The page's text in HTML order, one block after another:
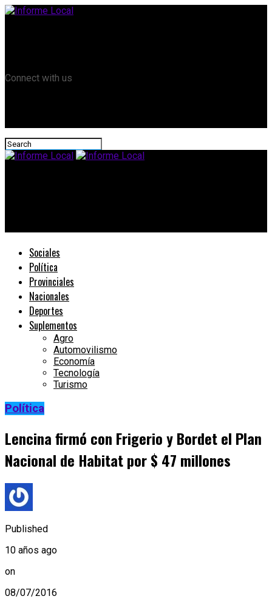
Connect with us
Sociales
Política
Provinciales
Nacionales
Deportes
Suplementos
Agro
Automovilismo
Economía
Tecnología
Turismo
Política
Lencina firmó con Frigerio y Bordet el Plan
Nacional de Habitat por $ 47 millones
Published
10 años ago
on
08/07/2016